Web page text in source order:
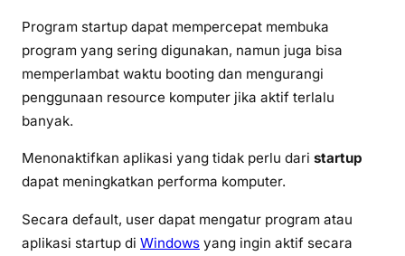
Program startup dapat mempercepat membuka
program yang sering digunakan, namun juga bisa
memperlambat waktu booting dan mengurangi
penggunaan resource komputer jika aktif terlalu
banyak.
Menonaktifkan aplikasi yang tidak perlu dari startup
dapat meningkatkan performa komputer.
Secara default, user dapat mengatur program atau
aplikasi startup di Windows yang ingin aktif secara